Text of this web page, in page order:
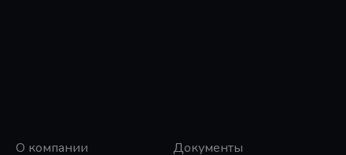
О компании Документы